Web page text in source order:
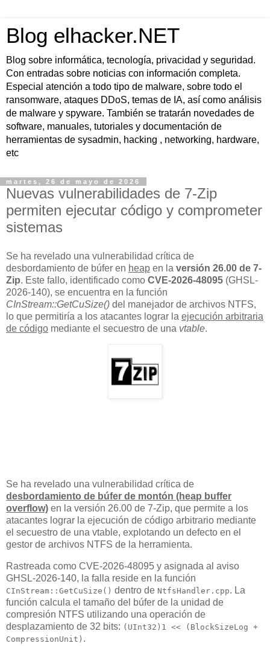
Blog elhacker.NET
Blog sobre informática, tecnología, privacidad y seguridad.
Con entradas sobre noticias con información completa.
Especial atención a todo tipo de malware, sobre todo el
ransomware, ataques DDoS, temas de IA, así como análisis
de malware y spyware. También se tratarán novedades de
software, manuales, tutoriales y documentación de
herramientas de sysadmin, hacking , networking, hardware,
etc
martes, 26 de mayo de 2026
Nuevas vulnerabilidades de 7-Zip
permiten ejecutar código y comprometer
sistemas
Se ha revelado una vulnerabilidad crítica de
desbordamiento de búfer en heap en la versión 26.00 de 7-
Zip. Este fallo, identificado como CVE-2026-48095 (GHSL-
2026-140), se encuentra en la función
CInStream::GetCuSize() del manejador de archivos NTFS,
lo que permitiría a los atacantes lograr la ejecución arbitraria
de código mediante el secuestro de una vtable.
Se ha revelado una vulnerabilidad crítica de
desbordamiento de búfer de montón (heap buffer
overflow) en la versión 26.00 de 7-Zip, que permite a los
atacantes lograr la ejecución de código arbitrario mediante
el secuestro de una vtable, explotando un defecto en el
gestor de archivos NTFS de la herramienta.
Rastreada como CVE-2026-48095 y asignada al aviso
GHSL-2026-140, la falla reside en la función
CInStream::GetCuSize() dentro de NtfsHandler.cpp. La
función calcula el tamaño del búfer de la unidad de
compresión NTFS utilizando una operación de
desplazamiento de 32 bits: (UInt32)1 << (BlockSizeLog +
CompressionUnit) .